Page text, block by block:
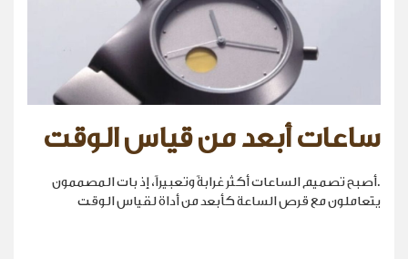
ساعات أبعد من قياس الوقت
.أصبح تصميم الساعات أكثر غرابةً وتعبيراً، إذ بات المصممون
يتعاملون مع قرص الساعة كأبعد من أداة لقياس الوقت